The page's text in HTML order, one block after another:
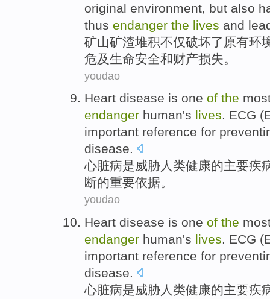
original environment but also
thus endanger the lives and
矿山矿渣堆积不仅破坏了 原有环
危及生命安全和财产损失 。
youdao
Heart disease is one of the
endanger human's lives. ECG
important reference for
disease.
心脏病是威胁人类健康的主要疾
断的重要依据。
youdao
Heart disease is one of the
endanger human's lives. ECG
important reference for
disease.
心脏病是威胁人类健康的主要疾